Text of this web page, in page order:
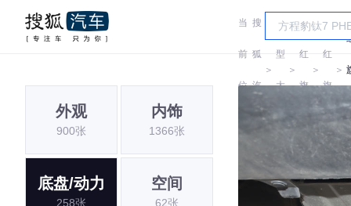
当
前
位
搜
狐
汽
车
＞
车
型
大
全
＞
红
旗
＞
红
旗
＞
外观
900张
内饰
1366张
底盘/动力
258张
空间
62张